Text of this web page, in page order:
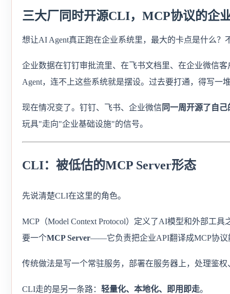
三大厂同时开源CLI，MCP协议的企
想让AI Agent真正跑在企业系统里，最大的卡点是什么？
企业数据在钉钉审批流里、在飞书文档里、在企业微信
Agent，连不上这些系统就是摆设。过去要打通，得写一
现在情况变了。钉钉、飞书、企业微信同一周开源了自
玩具"走向"企业基础设施"的信号。
CLI：被低估的MCP Server形态
先说清楚CLI在这里的角色。
MCP（Model Context Protocol）定义了AI模型和外部工
要一个MCP Server——它负责把企业API翻译成MCP协议
传统做法是写一个常驻服务，部署在服务器上，处理鉴
CLI走的是另一条路： 轻量化、本地化、即用即走。